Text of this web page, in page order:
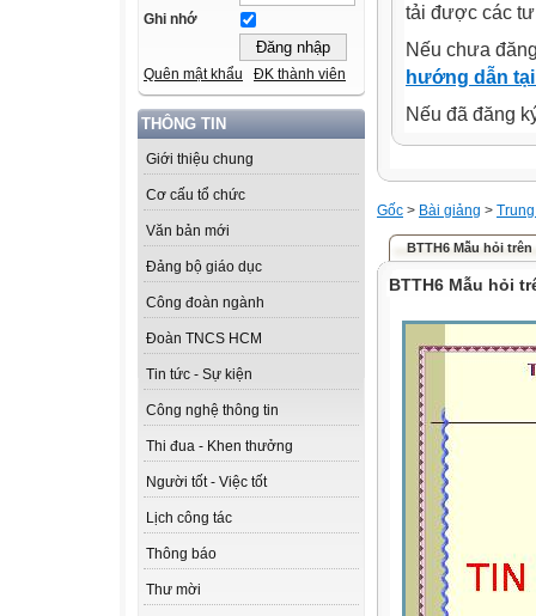
Ghi nhớ
Quên mật khẩu ĐK thành viên
THÔNG TIN
Giới thiệu chung
Cơ cấu tổ chức
Văn bản mới
Đảng bộ giáo dục
Công đoàn ngành
Đoàn TNCS HCM
Tin tức - Sự kiện
Công nghệ thông tin
Thi đua - Khen thưởng
Người tốt - Việc tốt
Lịch công tác
Thông báo
Thư mời
tải được các
Nếu chưa
hướng dẫn
Nếu đã đăng
Gốc > Bài giảng >
BTTH6 Mẫu hỏi
BTTH6 Mẫu hỏi